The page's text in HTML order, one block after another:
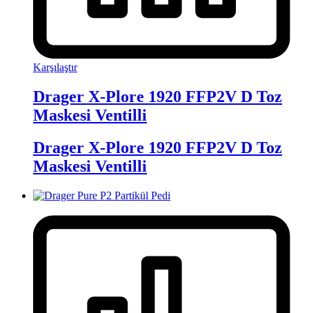
Karşılaştır
Drager X-Plore 1920 FFP2V D Toz
Maskesi Ventilli
Drager X-Plore 1920 FFP2V D Toz
Maskesi Ventilli